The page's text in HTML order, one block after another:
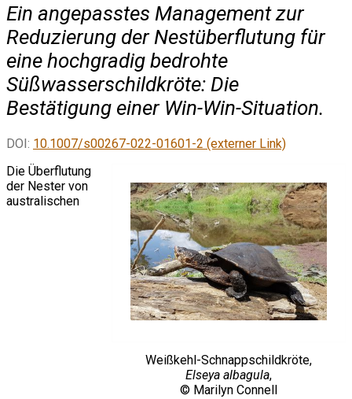
Ein angepasstes Management zur
Reduzierung der Nestüberflutung für
eine hochgradig bedrohte
Süßwasserschildkröte: Die
Bestätigung einer Win-Win-Situation.
DOI: 10.1007/s00267-022-01601-2 (externer Link)
Weißkehl-Schnappschildkröte,
Elseya albagula,
© Marilyn Connell
Die Überflutung
der Nester von
australischen